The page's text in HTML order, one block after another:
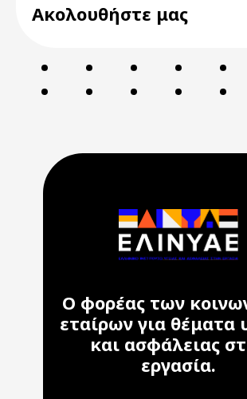
Ακολουθήστε μας
Ο φορέας των
εταίρων για θέματα
και ασφάλειας
εργασία.